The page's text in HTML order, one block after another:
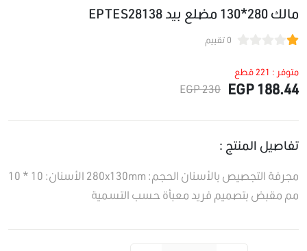
مالك 280*130 مضلع بيد EPTES28138
0 تقييم
متوفر : 221 قطع
188.44 EGP
230 EGP
تفاصيل المنتج :
مجرفة التجصيص بالأسنان الحجم: 280x130mm الأسنان: 10 * 10
مم مقبض بتصميم فريد معبأة حسب التسمية